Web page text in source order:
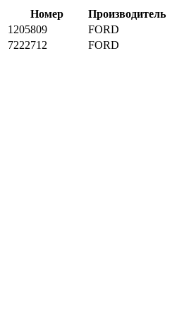
Номер
Производитель
1205809
FORD
7222712
FORD